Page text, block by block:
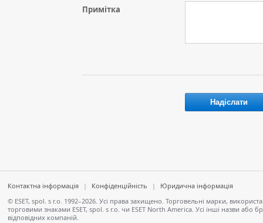
Примітка
Контактна інформація | Конфіденційність |
Юридична інформація
© ESET, spol. s r.o. 1992–2026. Усі права захищено. Торговельні марки,
торговими знаками ESET, spol. s r.o. чи ESET North America. Усі інші назви
відповідних компаній.